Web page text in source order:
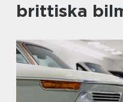
brittiska